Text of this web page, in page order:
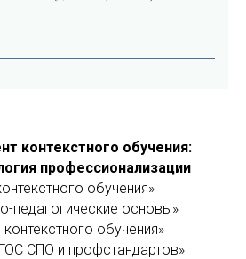
контекстного обучения:
профессионализации
обучения»
педагогические основы»
обучения»
СПО и профстандартов»